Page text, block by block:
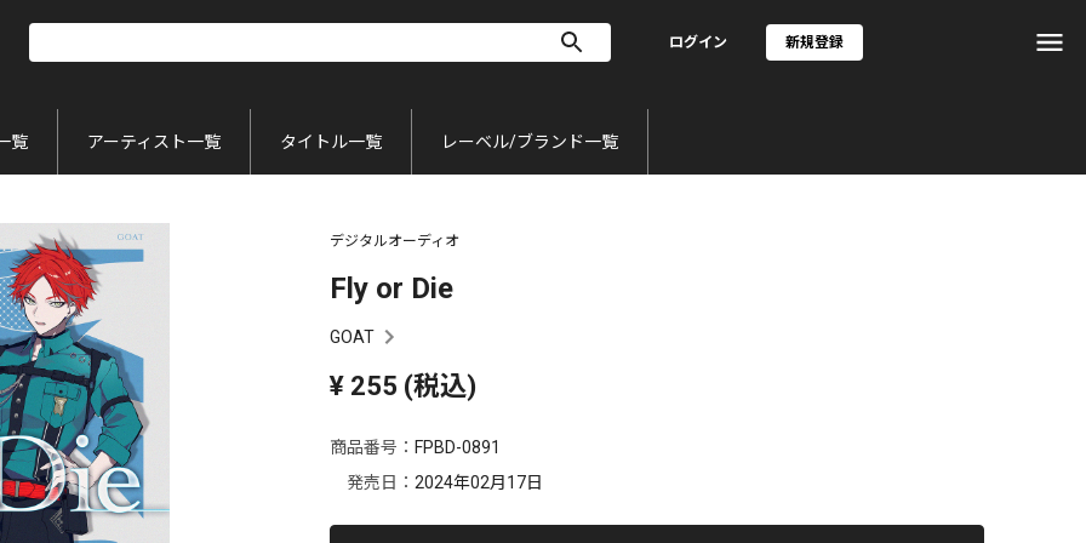
ログイン 新規登録
覧 アーティスト一覧 タイトル一覧 レーベル/ブランド一覧
デジタルオーディオ
Fly or Die
GOAT
¥ 255 (税込)
商品番号： FPBD-0891
発売日： 2024年02月17日